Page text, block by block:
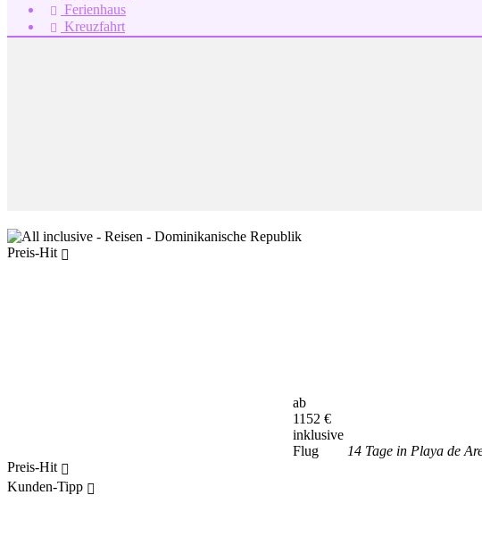
Ferienhaus
Kreuzfahrt
Preis-Hit
ab
1152 €
inklusive
Flug
14 Tage in Playa de
Preis-Hit
Kunden-Tipp